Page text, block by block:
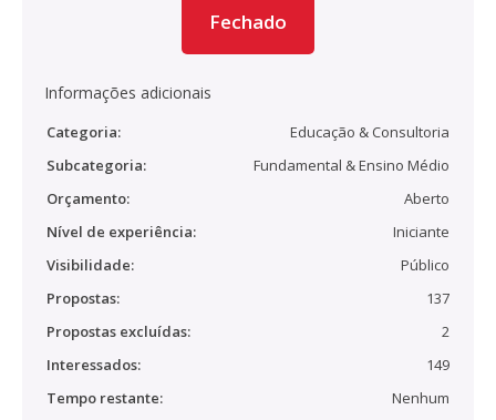
Fechado
Informações adicionais
Categoria:
Educação & Consultoria
Subcategoria:
Fundamental & Ensino Médio
Orçamento:
Aberto
Nível de experiência:
Iniciante
Visibilidade:
Público
Propostas:
137
Propostas excluídas:
2
Interessados:
149
Tempo restante:
Nenhum